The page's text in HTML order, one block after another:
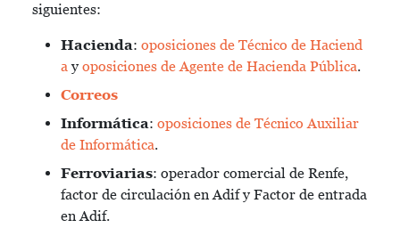
siguientes:
Hacienda: oposiciones de Técnico de Haciend
ay oposiciones de Agente de Hacienda Pública.
Correos
Informática: oposiciones de Técnico Auxiliar
de Informática.
Ferroviarias: operador comercial de Renfe,
factor de circulación en Adif y Factor de entrada
en Adif.